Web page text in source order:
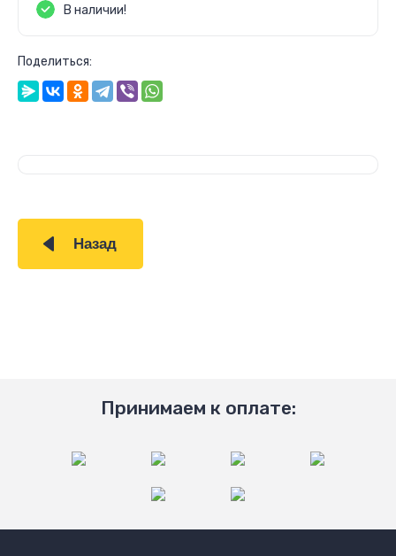
В наличии!
Поделиться:
Назад
Принимаем к оплате: